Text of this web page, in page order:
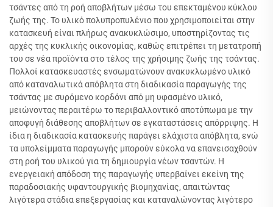
τσάντες από τη ροή αποβλήτων μέσω του επεκταμένου κύκλου
ζωής της. Το υλικό πολυπροπυλένιο που χρησιμοποιείται στην
κατασκευή είναι πλήρως ανακυκλώσιμο, υποστηρίζοντας τις
αρχές της κυκλικής οικονομίας, καθώς επιτρέπει τη μετατροπή
του σε νέα προϊόντα στο τέλος της χρήσιμης ζωής της τσάντας.
Πολλοί κατασκευαστές ενσωματώνουν ανακυκλωμένο υλικό
από καταναλωτικά απόβλητα στη διαδικασία παραγωγής της
τσάντας με συρόμενο κορδόνι από μη υφασμένο υλικό,
μειώνοντας περαιτέρω το περιβαλλοντικό αποτύπωμα με την
αποφυγή διάθεσης αποβλήτων σε εγκαταστάσεις απόρριψης. Η
ίδια η διαδικασία κατασκευής παράγει ελάχιστα απόβλητα, ενώ
τα υπολείμματα παραγωγής μπορούν εύκολα να επανεισαχθούν
στη ροή του υλικού για τη δημιουργία νέων τσαντών. Η
ενεργειακή απόδοση της παραγωγής υπερβαίνει εκείνη της
παραδοσιακής υφαντουργικής βιομηχανίας, απαιτώντας
λιγότερα στάδια επεξεργασίας και καταναλώνοντας λιγότερο